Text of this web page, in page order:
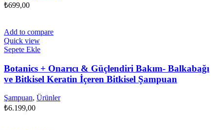
₺699,00
Add to compare
Quick view
Sepete Ekle
Botanics + Onarıcı & Güçlendiri Bakım- Balkabağı
ve Bitkisel Keratin İçeren Bitkisel Şampuan
Şampuan, Ürünler
₺6.199,00